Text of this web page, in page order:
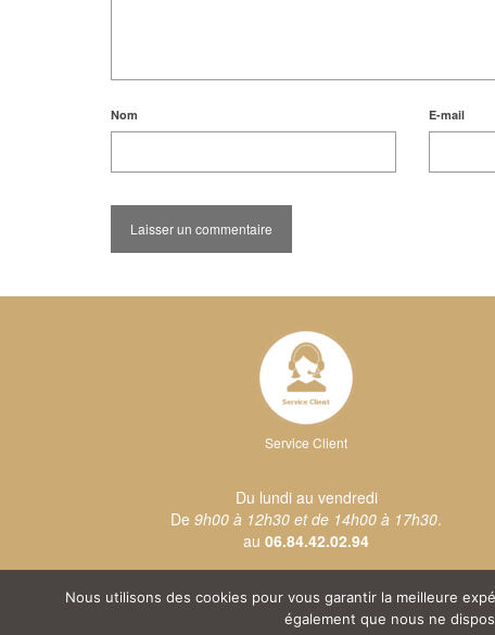
Nom E-mail
Service Client
Du lundi au vendredi
De 9h00 à 12h30 et de 14h00 à 17h30.
au 06.84.42.02.94
Nous utilisons des cookies pour vous garantir la meilleure
également que nous ne